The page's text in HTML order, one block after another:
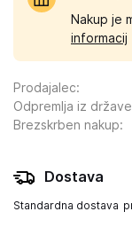
Nakup je
informacij
Prodajalec:
Odpremlja iz države
Brezskrben nakup:
Dostava
Standardna dostava